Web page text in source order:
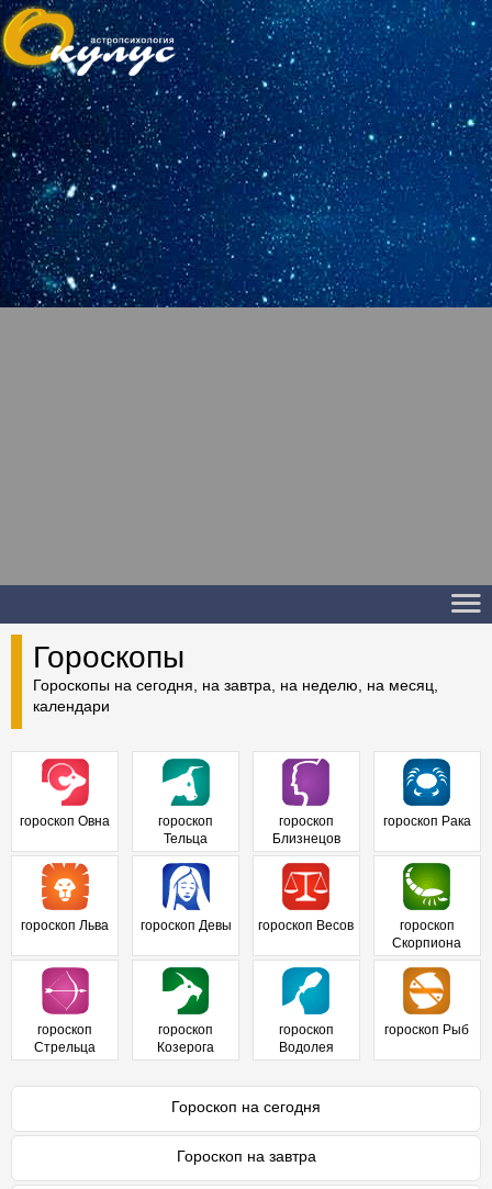
Гороскопы
Гороскопы на сегодня, на завтра, на неделю, на месяц,
календари
гороскоп Овна
гороскоп
Тельца
гороскоп
Близнецов
гороскоп Рака
гороскоп Льва гороскоп Девы гороскоп Весов
гороскоп
Скорпиона
гороскоп
Стрельца
гороскоп
Козерога
гороскоп
Водолея
гороскоп Рыб
Гороскоп на сегодня
Гороскоп на завтра